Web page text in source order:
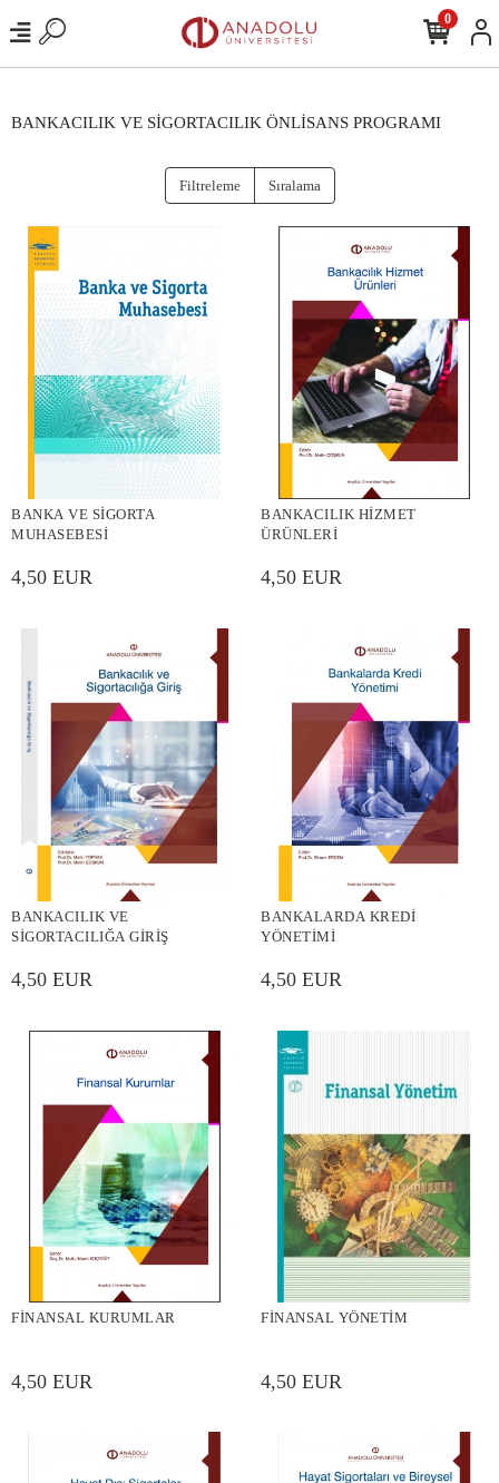
0
BANKACILIK VE SİGORTACILIK ÖNLİSANS PROGRAMI
Filtreleme Sıralama
BANKA VE SİGORTA
MUHASEBESİ
4,50 EUR
BANKACILIK HİZMET
ÜRÜNLERİ
4,50 EUR
BANKACILIK VE
SİGORTACILIĞA GİRİŞ
4,50 EUR
BANKALARDA KREDİ
YÖNETİMİ
4,50 EUR
FİNANSAL KURUMLAR
4,50 EUR
FİNANSAL YÖNETİM
4,50 EUR